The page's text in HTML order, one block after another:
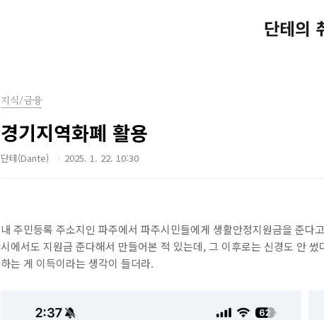
단테의
지식/금융
경기지역화폐 활용
단테(Dante) 2025. 1. 22. 10:30
내 주민등록 주소지인 파주에서 파주시민들에게 생활안정지원금을 준
시에서도 지원금 준다해서 만들어본 적 있는데, 그 이후로는 신경도 안
하는 게 이득이라는 생각이 들더라.